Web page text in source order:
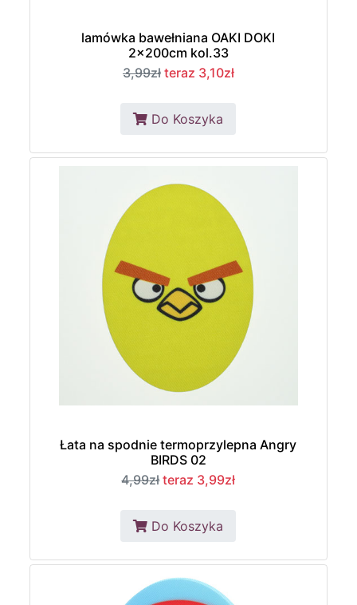
lamówka bawełniana OAKI DOKI
2x200cm kol.33
3,99zł teraz 3,10zł
Do Koszyka
Łata na spodnie termoprzylepna Angry
BIRDS 02
4,99zł teraz 3,99zł
Do Koszyka